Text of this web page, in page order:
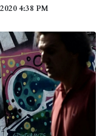
4:38 PM